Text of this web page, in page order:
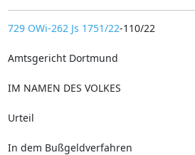
729 OWi-262 Js 1751/22-110/22
Amtsgericht Dortmund
IM NAMEN DES VOLKES
Urteil
In dem Bußgeldverfahren